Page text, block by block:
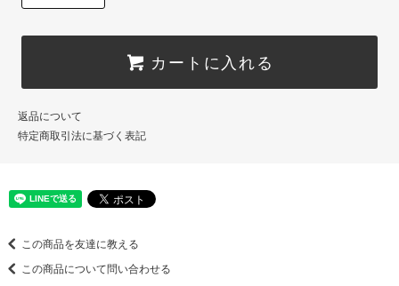
カートに入れる
返品について
特定商取引法に基づく表記
この商品を友達に教える
この商品について問い合わせる